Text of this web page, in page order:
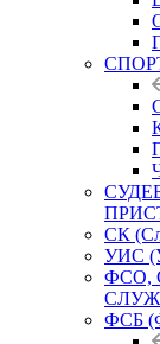
СК
УИС
ФСО,
ФСБ